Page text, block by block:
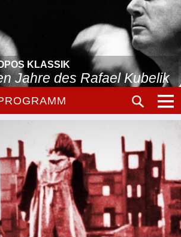
KLASSIK
Jahre des Rafael Kubelik